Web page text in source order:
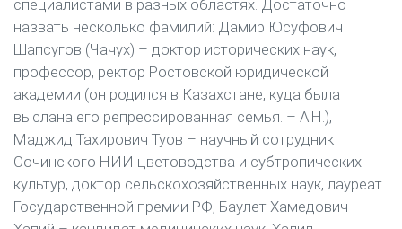
специалистами в разных областях. Достаточно
назвать несколько фамилий: Дамир Юсуфович
Шапсугов (Чачух) – доктор исторических наук,
профессор, ректор Ростовской юридической
академии (он родился в Казахстане, куда была
выслана его репрессированная семья. – А.Н.),
Маджид Тахирович Туов – научный сотрудник
Сочинского НИИ цветоводства и субтропических
культур, доктор сельскохозяйственных наук, лауреат
Государственной премии РФ, Баулет Хамедович